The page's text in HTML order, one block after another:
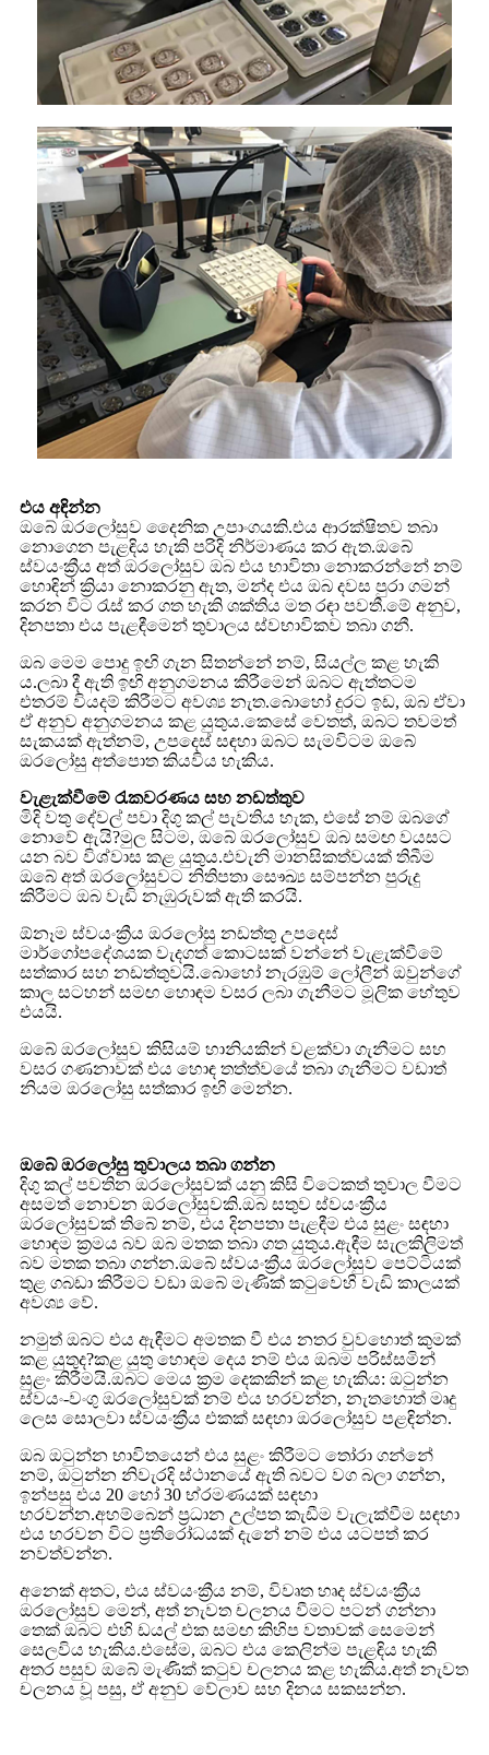
එය අඳින්න
ඔබේ ඔරලෝසුව දෛනික උපාංගයකි.එය ආරක්ෂිතව තබා
නොගෙන පැළඳිය හැකි පරිදි නිර්මාණය කර ඇත.ඔබේ
ස්වයංක්‍රීය අත් ඔරලෝසුව ඔබ එය භාවිතා නොකරන්නේ නම්
හොඳින් ක්‍රියා නොකරනු ඇත, මන්ද එය ඔබ දවස පුරා ගමන්
කරන විට රැස් කර ගත හැකි ශක්තිය මත රඳා පවතී.මේ අනුව,
දිනපතා එය පැළඳීමෙන් තුවාලය ස්වභාවිකව තබා ගනී.
ඔබ මෙම පොදු ඉඟි ගැන සිතන්නේ නම්, සියල්ල කළ හැකි
ය.ලබා දී ඇති ඉඟි අනුගමනය කිරීමෙන් ඔබට ඇත්තටම
එතරම් වියදම් කිරීමට අවශ්‍ය නැත.බොහෝ දුරට ඉඩ, ඔබ ඒවා
ඒ අනුව අනුගමනය කළ යුතුය.කෙසේ වෙතත්, ඔබට තවමත්
සැකයක් ඇත්නම්, උපදෙස් සඳහා ඔබට සැමවිටම ඔබේ
ඔරලෝසු අත්පොත කියවිය හැකිය.
වැළැක්වීමේ රැකවරණය සහ නඩත්තුව
මිදි වතු දේවල් පවා දිගු කල් පැවතිය හැක, එසේ නම් ඔබගේ
නොවේ ඇයි?මුල සිටම, ඔබේ ඔරලෝසුව ඔබ සමඟ වයසට
යන බව විශ්වාස කළ යුතුය.එවැනි මානසිකත්වයක් තිබීම
ඔබේ අත් ඔරලෝසුවට නිතිපතා සෞඛ්‍ය සම්පන්න පුරුදු
කිරීමට ඔබ වැඩි නැඹුරුවක් ඇති කරයි.
ඕනෑම ස්වයංක්‍රීය ඔරලෝසු නඩත්තු උපදෙස්
මාර්ගෝපදේශයක වැදගත් කොටසක් වන්නේ වැළැක්වීමේ
සත්කාර සහ නඩත්තුවයි.බොහෝ නැරඹුම් ලෝලීන් ඔවුන්ගේ
කාල සටහන් සමඟ හොඳම වසර ලබා ගැනීමට මූලික හේතුව
එයයි.
ඔබේ ඔරලෝසුව කිසියම් හානියකින් වළක්වා ගැනීමට සහ
වසර ගණනාවක් එය හොඳ තත්ත්වයේ තබා ගැනීමට වඩාත්
නියම ඔරලෝසු සත්කාර ඉඟි මෙන්න.
ඔබේ ඔරලෝසු තුවාලය තබා ගන්න
දිගු කල් පවතින ඔරලෝසුවක් යනු කිසි විටෙකත් තුවාල වීමට
අසමත් නොවන ඔරලෝසුවකි.ඔබ සතුව ස්වයංක්‍රීය
ඔරලෝසුවක් තිබේ නම්, එය දිනපතා පැළඳීම එය සුළං සඳහා
හොඳම ක්‍රමය බව ඔබ මතක තබා ගත යුතුය.ඇඳීම සැලකිලිමත්
බව මතක තබා ගන්න.ඔබේ ස්වයංක්‍රීය ඔරලෝසුව පෙට්ටියක්
තුළ ගබඩා කිරීමට වඩා ඔබේ මැණික් කටුවෙහි වැඩි කාලයක්
අවශ්‍ය වේ.
නමුත් ඔබට එය ඇඳීමට අමතක වී එය නතර වුවහොත් කුමක්
කළ යුතුද?කළ යුතු හොඳම දෙය නම් එය ඔබම පරිස්සමින්
සුළං කිරීමයි.ඔබට මෙය ක්‍රම දෙකකින් කළ හැකිය: ඔටුන්න
ස්වයං-වංගු ඔරලෝසුවක් නම් එය හරවන්න, නැතහොත් මෘදු
ලෙස සොලවා ස්වයංක්‍රීය එකක් සඳහා ඔරලෝසුව පළඳින්න.
ඔබ ඔටුන්න භාවිතයෙන් එය සුළං කිරීමට තෝරා ගන්නේ
නම්, ඔටුන්න නිවැරදි ස්ථානයේ ඇති බවට වග බලා ගන්න,
ඉන්පසු එය 20 හෝ 30 භ්රමණයක් සඳහා
හරවන්න.අහම්බෙන් ප්‍රධාන උල්පත කැඩීම වැලැක්වීම සඳහා
එය හරවන විට ප්‍රතිරෝධයක් දැනේ නම් එය යටපත් කර
නවත්වන්න.
අනෙක් අතට, එය ස්වයංක්‍රීය නම්, විවෘත හෘද ස්වයංක්‍රීය
ඔරලෝසුව මෙන්, අත් නැවත චලනය වීමට පටන් ගන්නා
තෙක් ඔබට එහි ඩයල් එක සමඟ කිහිප වතාවක් සෙමෙන්
සෙලවිය හැකිය.එසේම, ඔබට එය කෙලින්ම පැළඳිය හැකි
අතර පසුව ඔබේ මැණික් කටුව චලනය කළ හැකිය.අත් නැවත
චලනය වූ පසු, ඒ අනුව වේලාව සහ දිනය සකසන්න.